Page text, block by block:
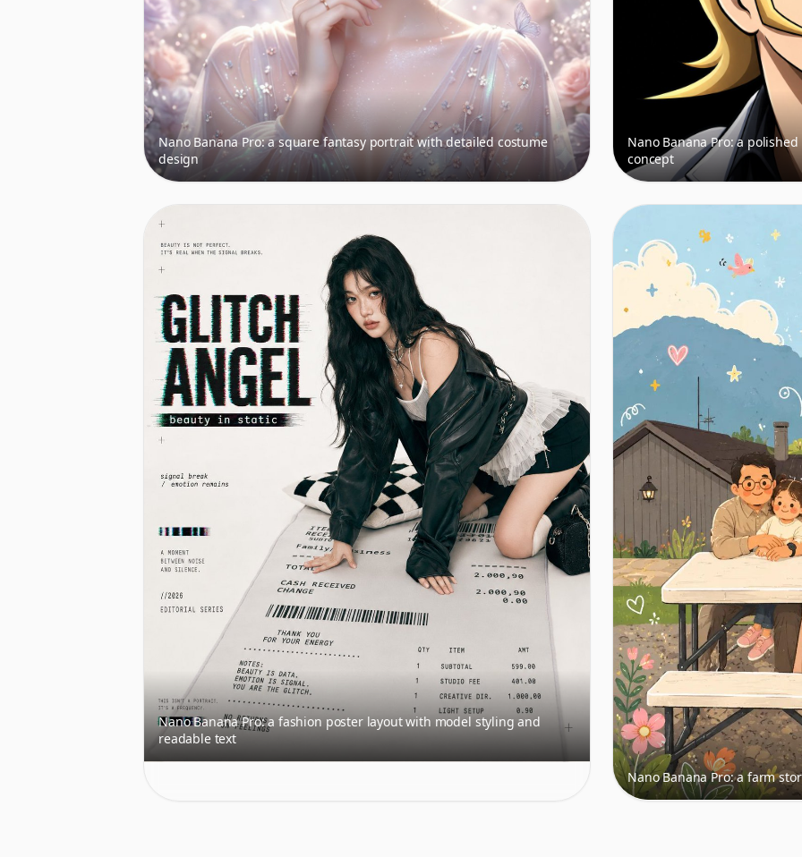
Nano Banana Pro: a square fantasy portrait with detailed costume
design
Nano Banana Pro: a
concept
Nano Banana Pro: a fashion poster layout with model styling and
readable text
Nano Banana Pro: a farm